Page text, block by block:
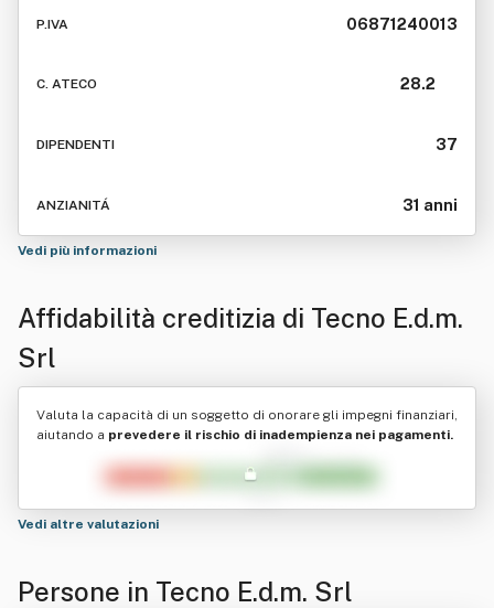
P.IVA 06871240013
C. ATECO 28.2
DIPENDENTI 37
ANZIANITÁ 31 anni
Vedi più informazioni
Affidabilità creditizia di Tecno E.d.m.
Srl
Valuta la capacità di un soggetto di onorare gli impegni finanziari,
aiutando a prevedere il rischio di inadempienza nei pagamenti.
Vedi altre valutazioni
Persone in Tecno E.d.m. Srl